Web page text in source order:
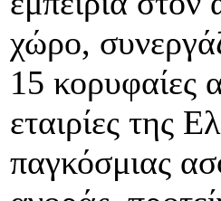
χώρο,
15 κορυφαίες
εταιρίες της
παγκόσμιας